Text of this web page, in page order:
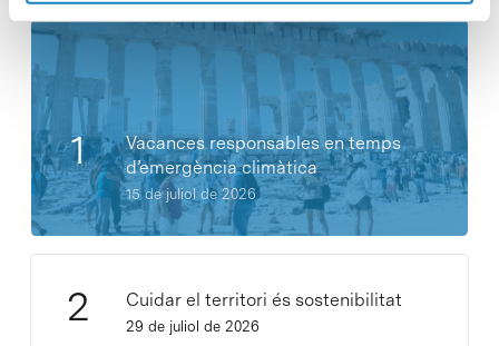
Vacances responsables en temps
d’emergència climàtica
15 de juliol de 2026
Cuidar el territori és sostenibilitat
29 de juliol de 2026